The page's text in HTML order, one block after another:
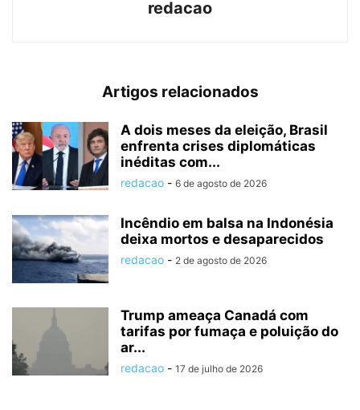
redacao
Artigos relacionados
A dois meses da eleição, Brasil
enfrenta crises diplomáticas
inéditas com...
redacao - 6 de agosto de 2026
Incêndio em balsa na Indonésia
deixa mortos e desaparecidos
redacao - 2 de agosto de 2026
Trump ameaça Canadá com
tarifas por fumaça e poluição do
ar...
redacao - 17 de julho de 2026